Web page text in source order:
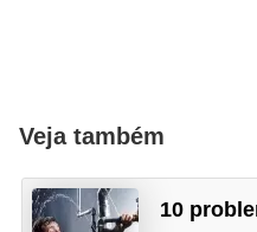
Veja também
10